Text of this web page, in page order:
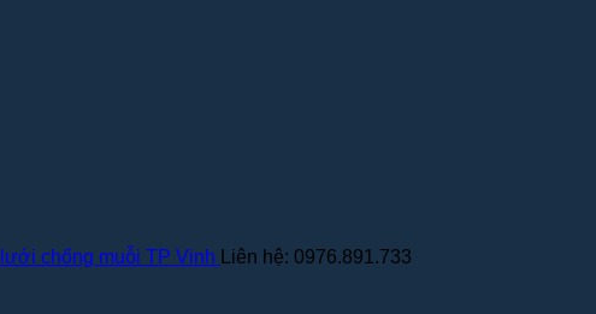
chống muỗi TP Vinh Liên hệ: 0976.891.733